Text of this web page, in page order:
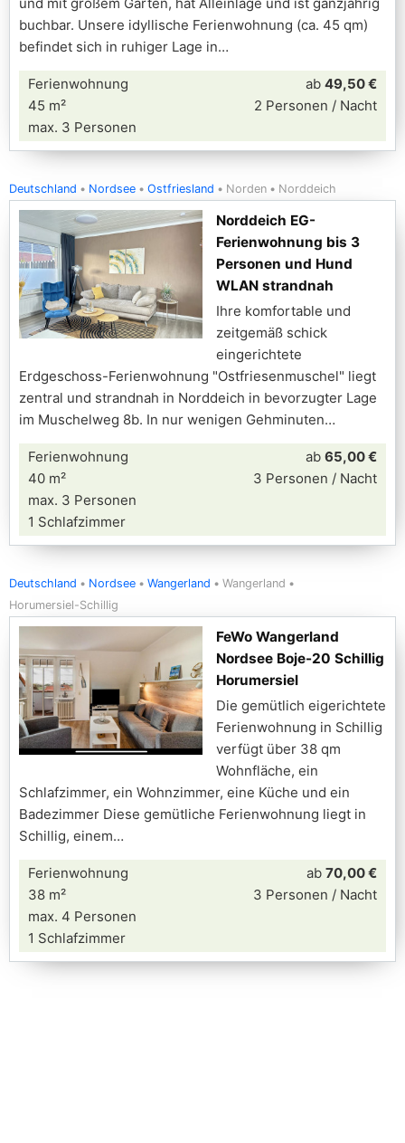
buchbar. Unsere idyllische Ferienwohnung (ca. 45 qm)
befindet sich in ruhiger Lage in
Ferienwohnung
45 m²
max. 3 Personen
ab 49,50 €
2 Personen / Nacht
Deutschland Nordsee Ostfriesland Norden Norddeich
Norddeich EG-
Ferienwohnung bis 3
Personen und Hund
WLAN strandnah
Ihre komfortable und
zeitgemäß schick
eingerichtete
Erdgeschoss-Ferienwohnung "Ostfriesenmuschel" liegt
zentral und strandnah in Norddeich in bevorzugter Lage
im Muschelweg 8b. In nur wenigen Gehminuten
Ferienwohnung
40 m²
max. 3 Personen
1 Schlafzimmer
ab 65,00 €
3 Personen / Nacht
Deutschland Nordsee Wangerland
Wangerland
Horumersiel-Schillig
FeWo Wangerland
Nordsee Boje-20 Schillig
Horumersiel
Die gemütlich eigerichtete
Ferienwohnung in Schillig
verfügt über 38 qm
Wohnfläche, ein
Schlafzimmer, ein Wohnzimmer, eine Küche und ein
Badezimmer Diese gemütliche Ferienwohnung liegt in
Schillig, einem
Ferienwohnung
38 m²
max. 4 Personen
1 Schlafzimmer
ab 70,00 €
3 Personen / Nacht